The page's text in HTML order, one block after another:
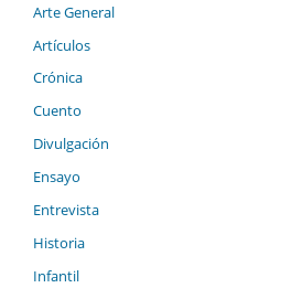
Arte General
Artículos
Crónica
Cuento
Divulgación
Ensayo
Entrevista
Historia
Infantil